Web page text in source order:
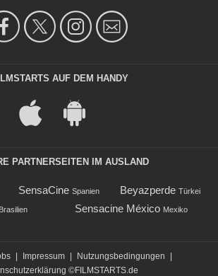
AUF DEM HANDY
PARTNERSEITEN IM AUSLAND
SensaCine Spanien Beyazperde Türkei
Brasilien Sensacine México Mexiko
Impressum Nutzungsbedingungen
©FILMSTARTS.de